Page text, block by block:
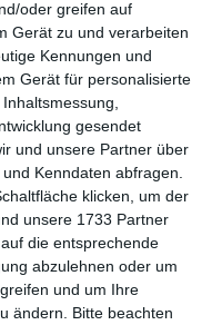
oder greifen auf
Gerät zu und verarbeiten
Kennungen und
Gerät für personalisierte
gesendet
und unsere Partner über
Kenndaten abfragen.
klicken, um der
unsere 1733 Partner
die entsprechende
abzulehnen oder um
und um Ihre
ändern.
Bitte beachten
...
IN DIESEN
Feiertage
Feiertage